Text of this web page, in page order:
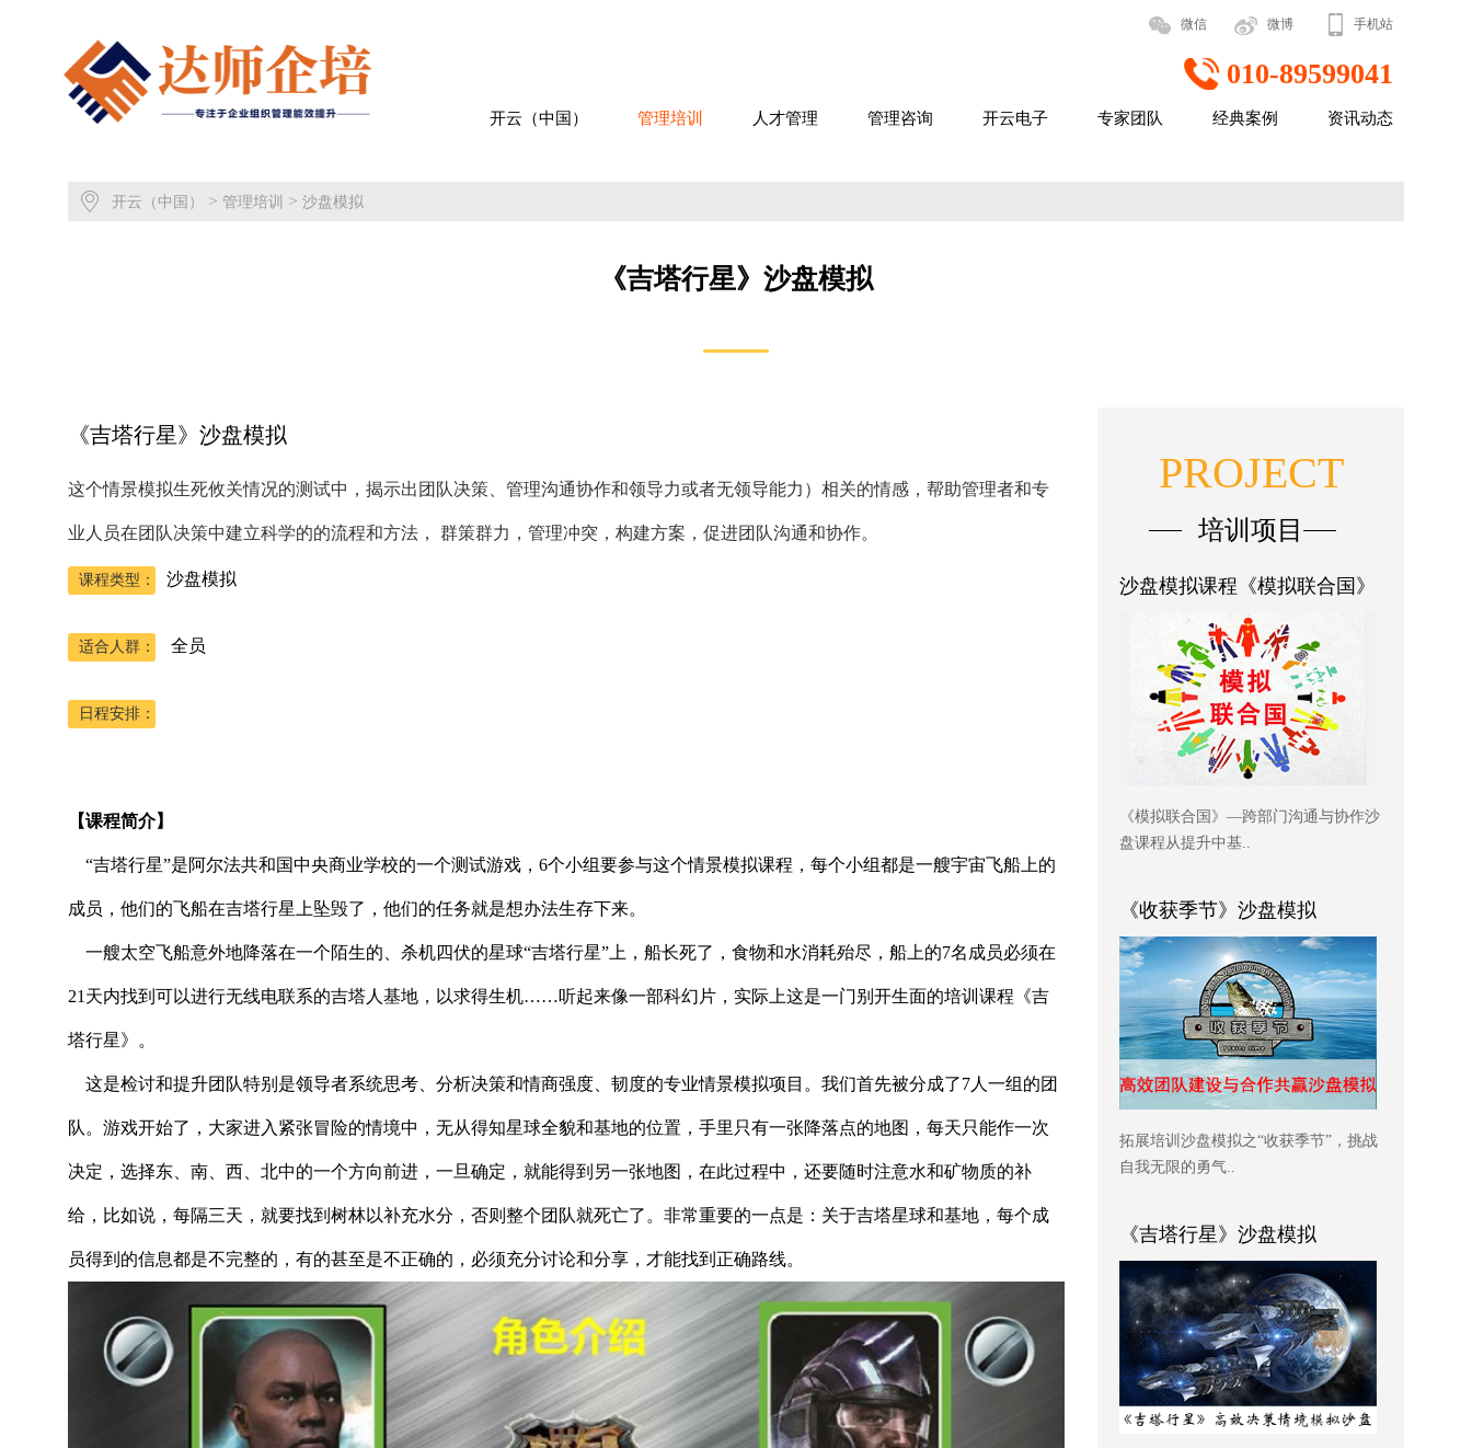
微信 微博 手机站
010-89599041
开云（中国） 管理培训 人才管理 管理咨询 开云电子 专家团队 经典案例 资讯动态
开云（中国） > 管理培训 > 沙盘模拟
《吉塔行星》沙盘模拟
《吉塔行星》沙盘模拟
这个情景模拟生死攸关情况的测试中，揭示出团队决策、管理沟通协作和领导力或者无领导能力）相关的情感，帮助管理者和专
业人员在团队决策中建立科学的的流程和方法， 群策群力，管理冲突，构建方案，促进团队沟通和协作。
课程类型： 沙盘模拟
适合人群： 全员
日程安排：
【课程简介】
“吉塔行星”是阿尔法共和国中央商业学校的一个测试游戏，6个小组要参与这个情景模拟课程，每个小组都是一艘宇宙飞船上的
成员，他们的飞船在吉塔行星上坠毁了，他们的任务就是想办法生存下来。
一艘太空飞船意外地降落在一个陌生的、杀机四伏的星球“吉塔行星”上，船长死了，食物和水消耗殆尽，船上的7名成员必须在
21天内找到可以进行无线电联系的吉塔人基地，以求得生机……听起来像一部科幻片，实际上这是一门别开生面的培训课程《吉
塔行星》。
这是检讨和提升团队特别是领导者系统思考、分析决策和情商强度、韧度的专业情景模拟项目。我们首先被分成了7人一组的团
队。游戏开始了，大家进入紧张冒险的情境中，无从得知星球全貌和基地的位置，手里只有一张降落点的地图，每天只能作一次
决定，选择东、南、西、北中的一个方向前进，一旦确定，就能得到另一张地图，在此过程中，还要随时注意水和矿物质的补
给，比如说，每隔三天，就要找到树林以补充水分，否则整个团队就死亡了。非常重要的一点是：关于吉塔星球和基地，每个成
员得到的信息都是不完整的，有的甚至是不正确的，必须充分讨论和分享，才能找到正确路线。
PROJECT
培训项目
沙盘模拟课程《模拟联合国》
《模拟联合国》—跨部门沟通与协作沙
盘课程从提升中基..
《收获季节》沙盘模拟
拓展培训沙盘模拟之“收获季节”，挑战
自我无限的勇气..
《吉塔行星》沙盘模拟